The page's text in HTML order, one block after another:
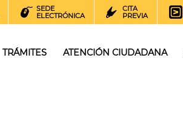
SEDE
ELECTRÓNICA
CITA
PREVIA
TRÁMITES ATENCIÓN CIUDADANA